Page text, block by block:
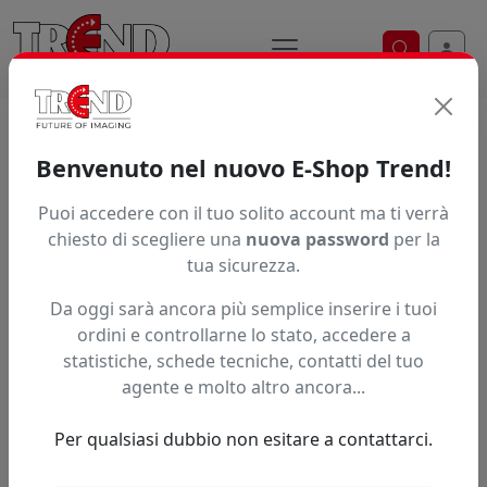
Ricerca
Trend S.r.l.
stampa digitale dal 1997
Benvenuto nel nuovo E-Shop Trend!
Puoi accedere con il tuo solito account ma ti verrà
chiesto di scegliere una nuova password per la
tua sicurezza.
Da oggi sarà ancora più semplice inserire i tuoi
ordini e controllarne lo stato, accedere a
statistiche, schede tecniche, contatti del tuo
agente e molto altro ancora...
Per qualsiasi dubbio non esitare a contattarci.